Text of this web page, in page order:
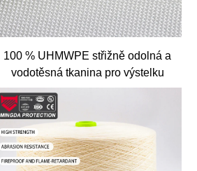
100 % UHMWPE střižně odolná a
vodotěsná tkanina pro výstelku
batohu, řezuvzdorný materiál